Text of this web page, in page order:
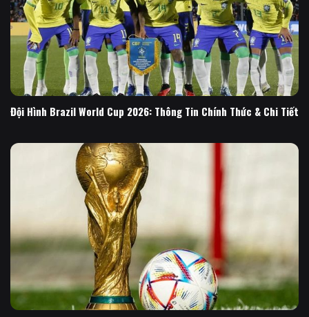
Đội Hình Brazil World Cup 2026: Thông Tin Chính Thức & Chi Tiết